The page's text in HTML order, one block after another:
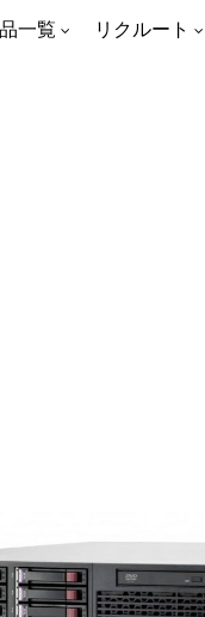
一覧 リクルート